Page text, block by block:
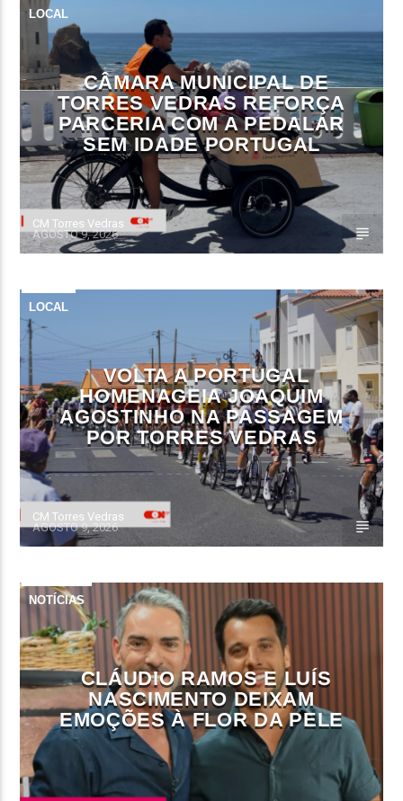
LOCAL
CÂMARA MUNICIPAL DE
TORRES VEDRAS REFORÇA
PARCERIA COM A PEDALAR
SEM IDADE PORTUGAL
CM Torres Vedras
AGOSTO 9, 2026
LOCAL
VOLTA A PORTUGAL
HOMENAGEIA JOAQUIM
AGOSTINHO NA PASSAGEM
POR TORRES VEDRAS
CM Torres Vedras
AGOSTO 9, 2026
NOTÍCIAS
CLÁUDIO RAMOS E LUÍS
NASCIMENTO DEIXAM
EMOÇÕES À FLOR DA PELE